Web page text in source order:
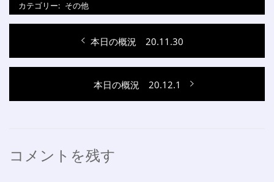
カテゴリー: その他
稿
ナ
シ
過
去
の
投
稿:
本日の概況 20.11.30
次
の
本日の概況 20.12.1
コメントを残す